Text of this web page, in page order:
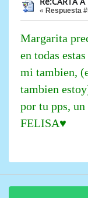
« Respuesta
Margarita
en todas
mi tambien,
tambien
por tu pps, un
FELISA♥